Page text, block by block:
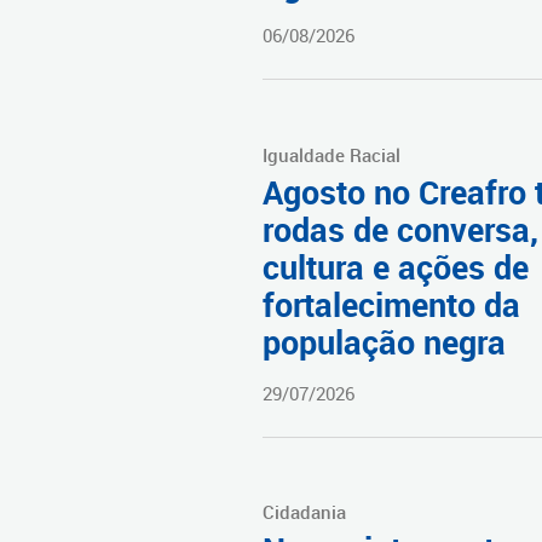
06/08/2026
Igualdade Racial
Agosto no Creafro
rodas de conversa,
cultura e ações de
fortalecimento da
população negra
29/07/2026
Cidadania